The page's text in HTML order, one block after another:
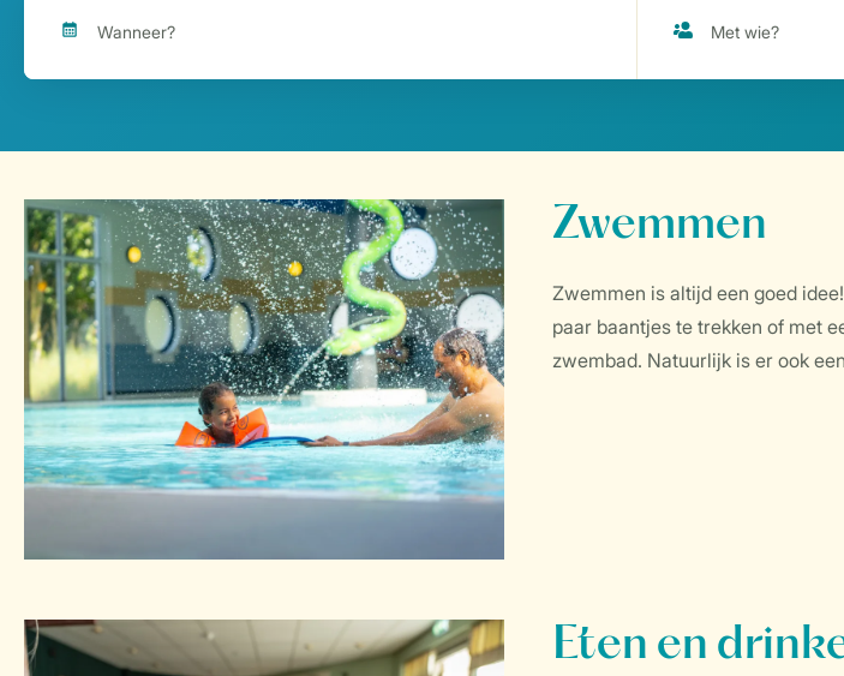
Zwemmen
Zwemmen is altijd een goed
paar baantjes te trekken of met
zwembad. Natuurlijk is er ook
Eten en